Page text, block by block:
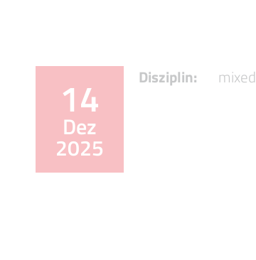
14
Dez
2025
Disziplin: